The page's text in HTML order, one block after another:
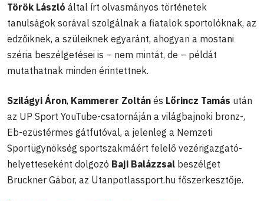
Török László által írt olvasmányos történetek
tanulságok sorával szolgálnak a fiatalok sportolóknak, az
edzőiknek, a szüleiknek egyaránt, ahogyan a mostani
széria beszélgetései is – nem mintát, de – példát
mutathatnak minden érintettnek.
Szilágyi Áron, Kammerer Zoltán és Lőrincz Tamás után
az UP Sport YouTube-csatornáján a világbajnoki bronz-,
Eb-ezüstérmes gátfutóval, a jelenleg a Nemzeti
Sportügynökség sportszakmáért felelő vezérigazgató-
helyetteseként dolgozó Baji Balázzsal beszélget
Bruckner Gábor, az Utanpotlassport.hu főszerkesztője.